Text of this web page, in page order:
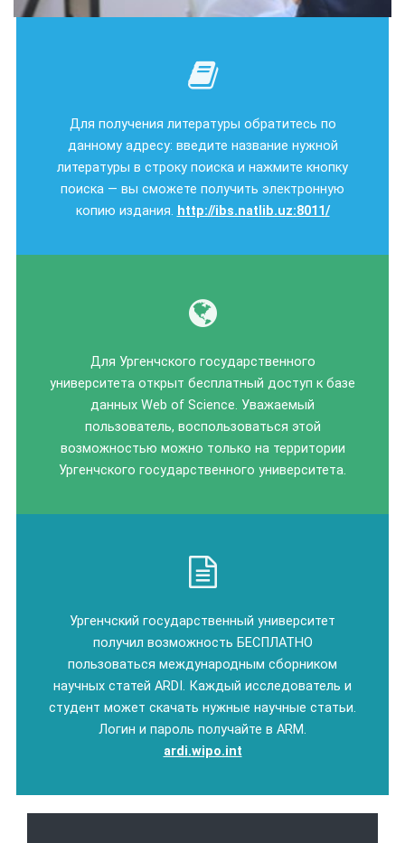
Для получения литературы обратитесь по
данному адресу: введите название нужной
литературы в строку поиска и нажмите кнопку
поиска — вы сможете получить электронную
копию издания. http://ibs.natlib.uz:8011/
Для Ургенчского государственного
университета открыт бесплатный доступ к базе
данных Web of Science. Уважаемый
пользователь, воспользоваться этой
возможностью можно только на территории
Ургенчского государственного университета.
Ургенчский государственный университет
получил возможность БЕСПЛАТНО
пользоваться международным сборником
научных статей ARDI. Каждый исследователь и
студент может скачать нужные научные статьи.
Логин и пароль получайте в ARM.
ardi.wipo.int